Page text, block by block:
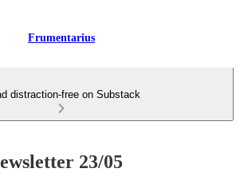
Frumentarius
distraction-free on Substack
23/05